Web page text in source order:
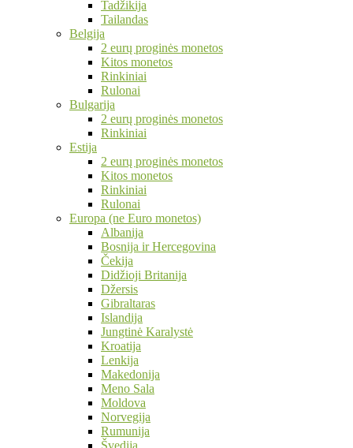
Tadžikija
Tailandas
Belgija
2 eurų proginės monetos
Kitos monetos
Rinkiniai
Rulonai
Bulgarija
2 eurų proginės monetos
Rinkiniai
Estija
2 eurų proginės monetos
Kitos monetos
Rinkiniai
Rulonai
Europa (ne Euro monetos)
Albanija
Bosnija ir Hercegovina
Čekija
Didžioji Britanija
Džersis
Gibraltaras
Islandija
Jungtinė Karalystė
Kroatija
Lenkija
Makedonija
Meno Sala
Moldova
Norvegija
Rumunija